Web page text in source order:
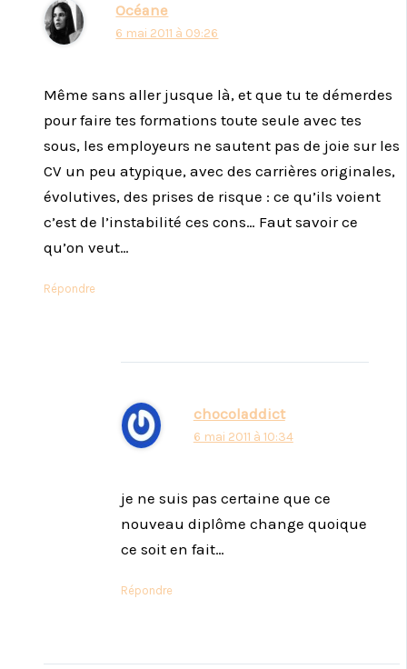
Océane
6 mai 2011 à 09:26
Même sans aller jusque là, et que tu te démerdes
pour faire tes formations toute seule avec tes
sous, les employeurs ne sautent pas de joie sur les
CV un peu atypique, avec des carrières originales,
évolutives, des prises de risque : ce qu’ils voient
c’est de l’instabilité ces cons… Faut savoir ce
qu’on veut…
Répondre
chocoladdict
6 mai 2011 à 10:34
je ne suis pas certaine que ce
nouveau diplôme change quoique
ce soit en fait…
Répondre